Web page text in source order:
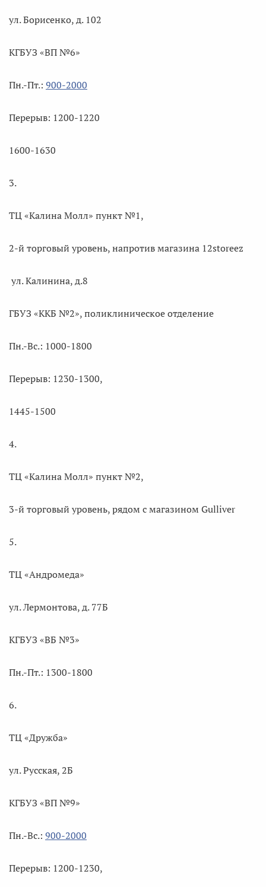
ул. Борисенко, д. 102
КГБУЗ «ВП №6»
Пн.-Пт.: 900-2000
Перерыв: 1200-1220
1600-1630
3.
ТЦ «Калина Молл» пункт №1,
2-й торговый уровень, напротив магазина 12storeez
ул. Калинина, д.8
ГБУЗ «ККБ №2», поликлиническое отделение
Пн.-Вс.: 1000-1800
Перерыв: 1230-1300,
1445-1500
4.
ТЦ «Калина Молл» пункт №2,
3-й торговый уровень, рядом с магазином Gulliver
5.
ТЦ «Андромеда»
ул. Лермонтова, д. 77Б
КГБУЗ «ВБ №3»
Пн.-Пт.: 1300-1800
6.
ТЦ «Дружба»
ул. Русская, 2Б
КГБУЗ «ВП №9»
Пн.-Вс.: 900-2000
Перерыв: 1200-1230,